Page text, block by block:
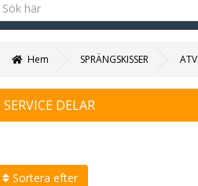
Hem SPRÄNGSKISSER ATV
SERVICE DELAR
Sortera efter